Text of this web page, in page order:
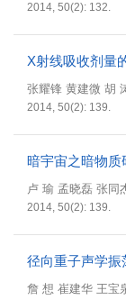
2014, 50(2): 132.
X射线吸收剂量
张耀锋 黄建微 胡
2014, 50(2): 139.
暗宇宙之暗物质
卢 瑜 孟晓磊 张同
2014, 50(2): 139.
径向重子声学振
詹 想 崔建华 王宝